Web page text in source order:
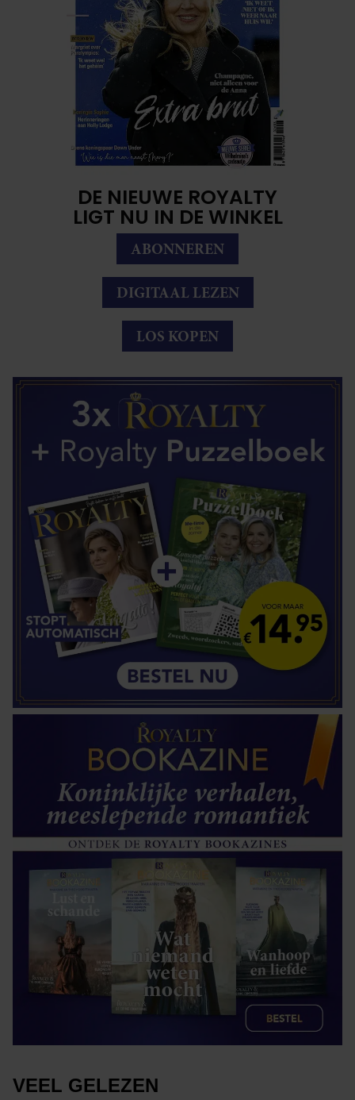
DE NIEUWE ROYALTY
LIGT NU IN DE WINKEL
ABONNEREN
DIGITAAL LEZEN
LOS KOPEN